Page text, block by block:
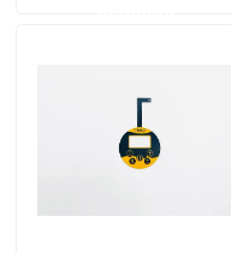
A propos de nous
Visite d'usine